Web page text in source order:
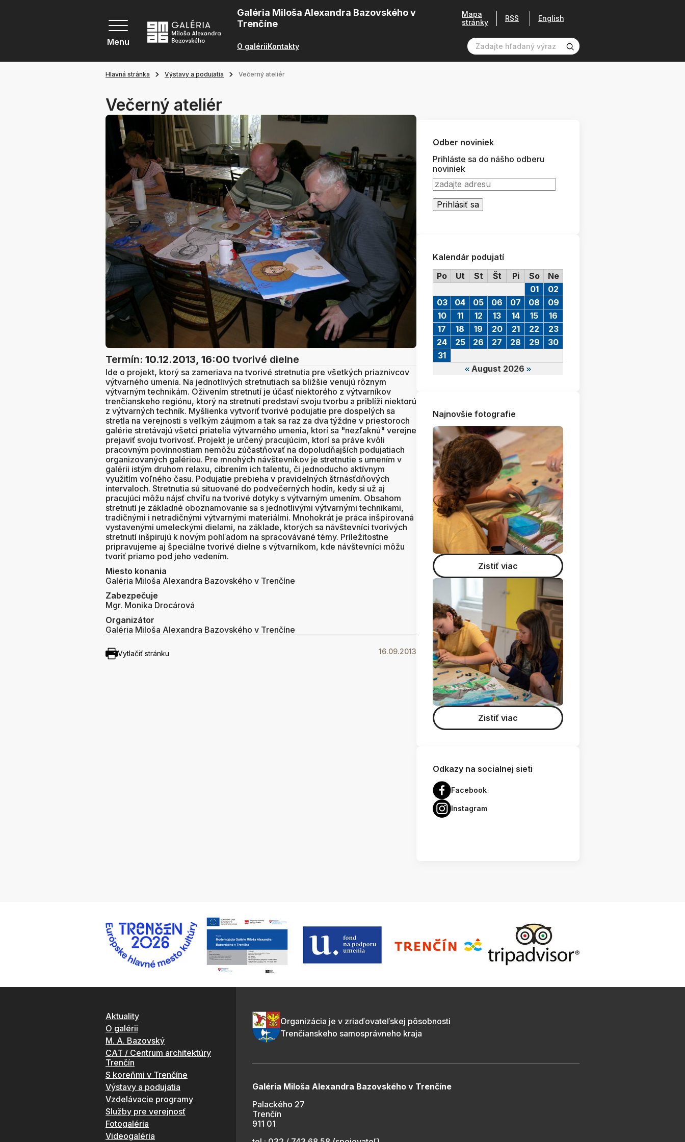
Menu
Galéria Miloša Alexandra Bazovského v
Trenčíne
O galériiKontakty
Mapa
stránky
RSS English
Hlavná stránka Výstavy a podujatia Večerný ateliér
Večerný ateliér
Termín: 10.12.2013, 16:00 tvorivé dielne
Ide o projekt, ktorý sa zameriava na tvorivé stretnutia pre všetkých priaznivcov
výtvarného umenia. Na jednotlivých stretnutiach sa bližšie venujú rôznym
výtvarným technikám. Oživením stretnutí je účasť niektorého z výtvarníkov
trenčianskeho regiónu, ktorý na stretnutí predstaví svoju tvorbu a priblíži niektorú
z výtvarných techník. Myšlienka vytvoriť tvorivé podujatie pre dospelých sa
stretla na verejnosti s veľkým záujmom a tak sa raz za dva týždne v priestoroch
galérie stretávajú všetci priatelia výtvarného umenia, ktorí sa "nezľaknú" verejne
prejaviť svoju tvorivosť. Projekt je určený pracujúcim, ktorí sa práve kvôli
pracovným povinnostiam nemôžu zúčastňovať na dopoludňajších podujatiach
organizovaných galériou. Pre mnohých návštevníkov je stretnutie s umením v
galérii istým druhom relaxu, cibrením ich talentu, či jednoducho aktívnym
využitím voľného času. Podujatie prebieha v pravidelných štrnásťdňových
intervaloch. Stretnutia sú situované do podvečerných hodín, kedy si už aj
pracujúci môžu nájsť chvíľu na tvorivé dotyky s výtvarným umením. Obsahom
stretnutí je základné oboznamovanie sa s jednotlivými výtvarnými technikami,
tradičnými i netradičnými výtvarnými materiálmi. Mnohokrát je práca inšpirovaná
vystavenými umeleckými dielami, na základe, ktorých sa návštevníci tvorivých
stretnutí inšpirujú k novým pohľadom na spracovávané témy. Príležitostne
pripravujeme aj špeciálne tvorivé dielne s výtvarníkom, kde návštevníci môžu
tvoriť priamo pod jeho vedením.
Miesto konania
Galéria Miloša Alexandra Bazovského v Trenčíne
Zabezpečuje
Mgr. Monika Drocárová
Organizátor
Galéria Miloša Alexandra Bazovského v Trenčíne
Vytlačiť stránku 16.09.2013
Odber noviniek
Prihláste sa do nášho odberu
noviniek
Kalendár podujatí
Po
Ut St Št Pi So Ne
August 2026
01
02
03
04 05 06 07 08
09
10
11 12 13 14 15
16
17
18 19 20 21 22
23
24
25 26 27 28 29
30
31
Najnovšie fotografie
Zistiť viac
Zistiť viac
Odkazy na socialnej sieti
Facebook
Instagram
Aktuality
O galérii
M. A. Bazovský
CAT / Centrum architektúry
Trenčín
S koreňmi v Trenčíne
Výstavy a podujatia
Vzdelávacie programy
Služby pre verejnosť
Fotogaléria
Videogaléria
Organizácia je v zriaďovateľskej pôsobnosti
Trenčianskeho samosprávneho kraja
Galéria Miloša Alexandra Bazovského v Trenčíne
Palackého 27
Trenčín
911 01